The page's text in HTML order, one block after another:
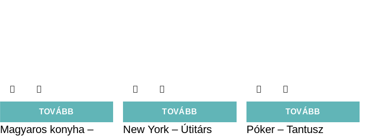
TOVÁBB
Magyaros konyha –
TOVÁBB
New York – Útitárs
TOVÁBB
Póker – Tantusz